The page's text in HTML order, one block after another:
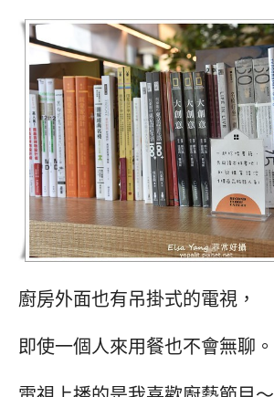
廚房外面也有吊掛式的電視，
即使一個人來用餐也不會無聊。